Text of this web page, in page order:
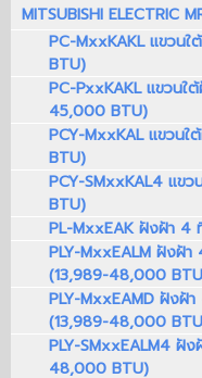
MITSUBISHI ELECTRIC
PC-MxxKAKL แขวน
BTU)
PC-PxxKAKL แขวน
45,000 BTU)
PCY-MxxKAL แขวน
BTU)
PCY-SMxxKAL4 แข
BTU)
PL-MxxEAK ฝังฝ้า
PLY-MxxEALM ฝังฝ้
(13,989-48,000
PLY-MxxEAMD ฝังฝ้
(13,989-48,000
PLY-SMxxEALM4 ฝั
48,000 BTU)